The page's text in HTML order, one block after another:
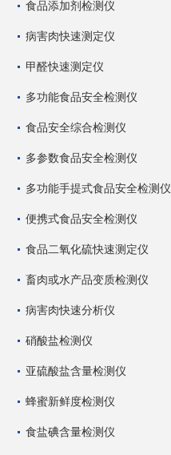
食品添加剂检测仪
病害肉快速测定仪
甲醛快速测定仪
多功能食品安全检测仪
食品安全综合检测仪
多参数食品安全检测仪
多功能手提式食品安全检测仪
便携式食品安全检测仪
食品二氧化硫快速测定仪
畜肉或水产品变质检测仪
病害肉快速分析仪
硝酸盐检测仪
亚硫酸盐含量检测仪
蜂蜜新鲜度检测仪
食盐碘含量检测仪